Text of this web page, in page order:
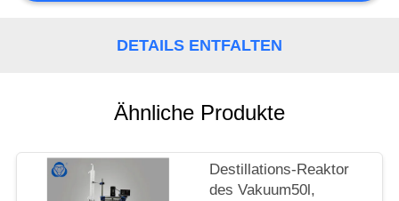
SITEMAP
DETAILS ENTFALTEN
Ähnliche Produkte
Destillations-Reaktor
des Vakuum50l,